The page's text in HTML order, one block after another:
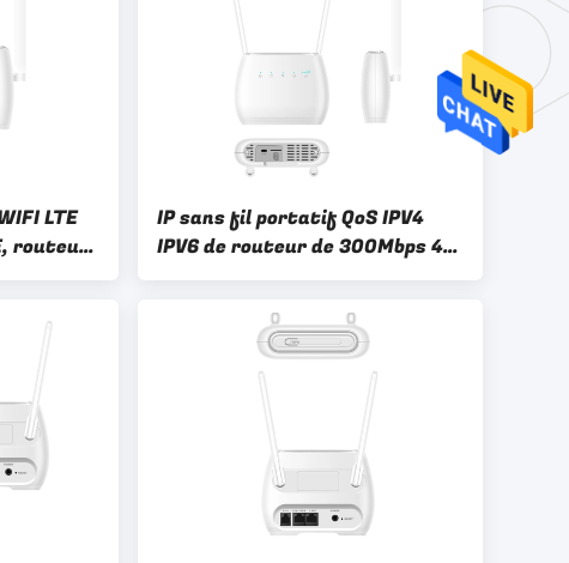
LTE
routeur
Card
IP sans fil portatif QoS IPV4
IPV6 de routeur de 300Mbps 4G
LTE WIFI